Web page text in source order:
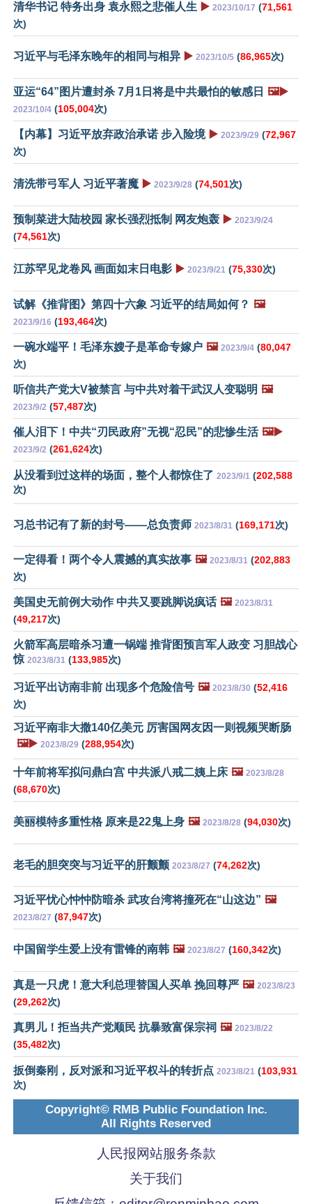
清华书记 特务出身 袁永熙之悲催人生 ▶️ 2023/10/17 (71,561
次)
习近平与毛泽东晚年的相同与相异 ▶️ 2023/10/5 (86,965次)
亚运“64”图片遭封杀 7月1日将是中共最怕的敏感日 🖼️▶️
2023/10/4 (105,004次)
【内幕】习近平放弃政治承诺 步入险境 ▶️ 2023/9/29 (72,967
次)
清洗带弓军人 习近平著魔 ▶️ 2023/9/28 (74,501次)
预制菜进大陆校园 家长强烈抵制 网友炮轰 ▶️ 2023/9/24
(74,561次)
江苏罕见龙卷风 画面如末日电影 ▶️ 2023/9/21 (75,330次)
试解《推背图》第四十六象 习近平的结局如何？ 🖼️
2023/9/16 (193,464次)
一碗水端平！毛泽东嫂子是革命专嫁户 🖼️ 2023/9/4 (80,047
次)
听信共产党大V被禁言 与中共对着干武汉人变聪明 🖼️
2023/9/2 (57,487次)
催人泪下！中共“刃民政府”无视“忍民”的悲惨生活 🖼️▶️
2023/9/2 (261,624次)
从没看到过这样的场面，整个人都惊住了 2023/9/1 (202,588
次)
习总书记有了新的封号——总负责师 2023/8/31 (169,171次)
一定得看！两个令人震撼的真实故事 🖼️ 2023/8/31 (202,883
次)
美国史无前例大动作 中共又要跳脚说疯话 🖼️ 2023/8/31
(49,217次)
火箭军高层暗杀习遭一锅端 推背图预言军人政变 习胆战心
惊 2023/8/31 (133,985次)
习近平出访南非前 出现多个危险信号 🖼️ 2023/8/30 (52,416
次)
习近平南非大撒140亿美元 厉害国网友因一则视频哭断肠
🖼️▶️ 2023/8/29 (288,954次)
十年前将军拟问鼎白宫 中共派八戒二姨上床 🖼️ 2023/8/28
(68,670次)
美丽模特多重性格 原来是22鬼上身 🖼️ 2023/8/28 (94,030次)
老毛的胆突突与习近平的肝颤颤 2023/8/27 (74,262次)
习近平忧心忡忡防暗杀 武攻台湾将撞死在“山这边” 🖼️
2023/8/27 (87,947次)
中国留学生爱上没有雷锋的南韩 🖼️ 2023/8/27 (160,342次)
真是一只虎！意大利总理替国人买单 挽回尊严 🖼️ 2023/8/23
(29,262次)
真男儿！拒当共产党顺民 抗暴致富保宗祠 🖼️ 2023/8/22
(35,482次)
扳倒秦刚，反对派和习近平权斗的转折点 2023/8/21 (103,931
次)
Copyright© RMB Public Foundation Inc.
All Rights Reserved
人民报网站服务条款
关于我们